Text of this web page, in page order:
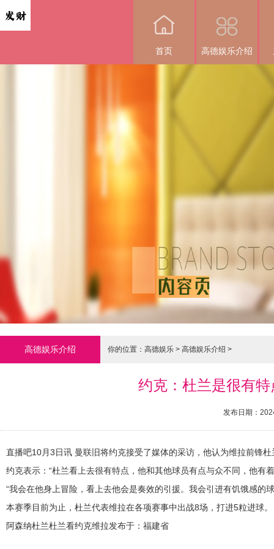
首页 高德娱乐介绍
高德娱乐介绍 你的位置： 高德娱乐 > 高德娱乐介绍 >
约克：杜兰是很有
发布日期：
直播吧10月3日讯 曼联旧将约克接受了媒体的采访，他认为维拉前锋
约克表示：“杜兰看上去很有特点，他和其他球员有点与众不同，他有
“我会在他身上冒险，看上去他会是奏效的引援。我会引进有饥饿感
本赛季目前为止，杜兰代表维拉在各项赛事中出战8场，打进5粒进球。
阿森纳杜兰杜兰看约克维拉发布于：福建省